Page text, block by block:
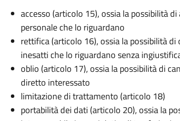
accesso (articolo 15), ossia la possibilità
personale che lo riguardano
rettifica (articolo 16), ossia la possibilità
inesatti che lo riguardano senza
oblio (articolo 17), ossia la possibilità di
diretto interessato
limitazione di trattamento (articolo 18)
portabilità dei dati (articolo 20), ossia la